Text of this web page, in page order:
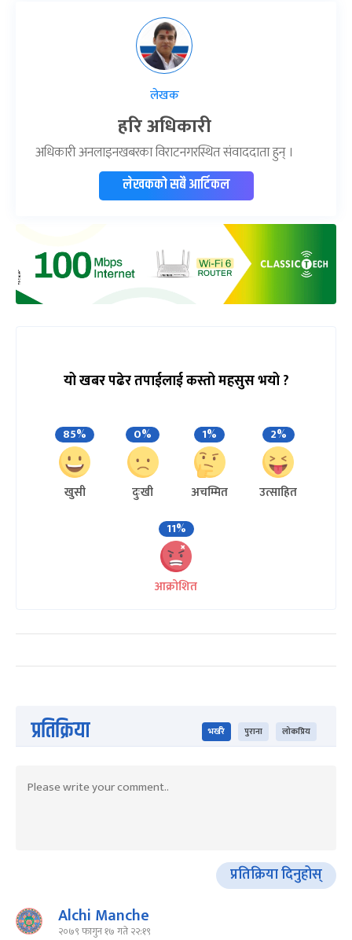
लेखक
हरि अधिकारी
अधिकारी अनलाइनखबरका विराटनगरस्थित संवाददाता हुन् ।
लेखकको सबै आर्टिकल
यो खबर पढेर तपाईलाई कस्तो महसुस भयो ?
85%
खुसी
0%
दुःखी
1%
अचम्मित
2%
उत्साहित
11%
आक्रोशित
प्रतिक्रिया भर्खरै पुराना लोकप्रिय
प्रतिक्रिया दिनुहोस्
Alchi Manche
२०७९ फागुन १७ गते २२:१९